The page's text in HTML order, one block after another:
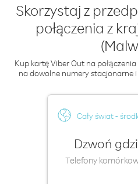
Skorzystaj z
połączenia z
Kup kartę Viber Out na
na dowolne numery stacjonarne i
Cały świat -
Dzwoń
Telefony